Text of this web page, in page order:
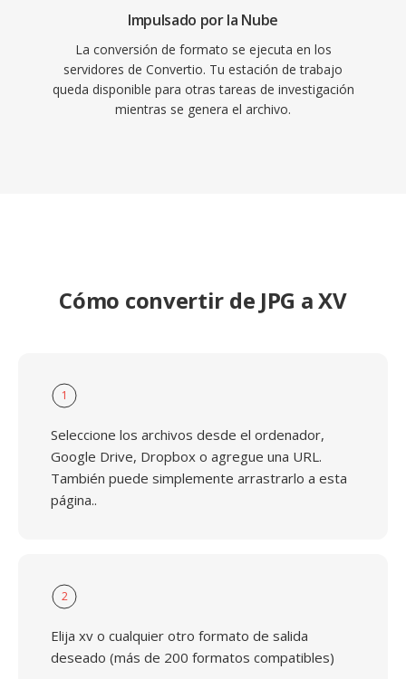
Impulsado por la Nube
La conversión de formato se ejecuta en los
servidores de Convertio. Tu estación de trabajo
queda disponible para otras tareas de investigación
mientras se genera el archivo.
Cómo convertir de JPG a XV
1
Seleccione los archivos desde el ordenador,
Google Drive, Dropbox o agregue una URL.
También puede simplemente arrastrarlo a esta
página..
2
Elija xv o cualquier otro formato de salida
deseado (más de 200 formatos compatibles)